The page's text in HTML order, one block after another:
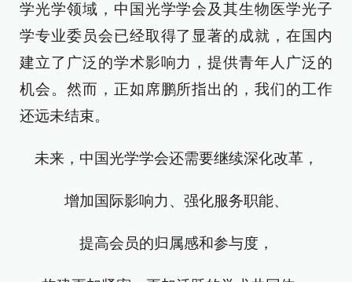
学光学领域，中国光学学会及其生物医学光子
学专业委员会已经取得了显著的成就，在国内
建立了广泛的学术影响力，提供青年人广泛的
机会。然而，正如席鹏所指出的，我们的工作
还远未结束。
未来，中国光学学会还需要继续深化改革，
增加国际影响力、强化服务职能、
提高会员的归属感和参与度，